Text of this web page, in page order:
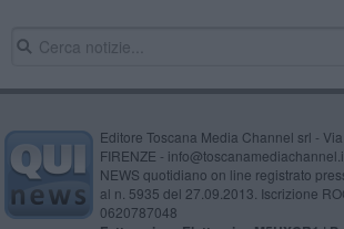
Editore Toscana Media Channel srl -
FIRENZE -
NEWS quotidiano on line registrato
al n. 5935 del 27.09.2013. Iscrizione
0620787048